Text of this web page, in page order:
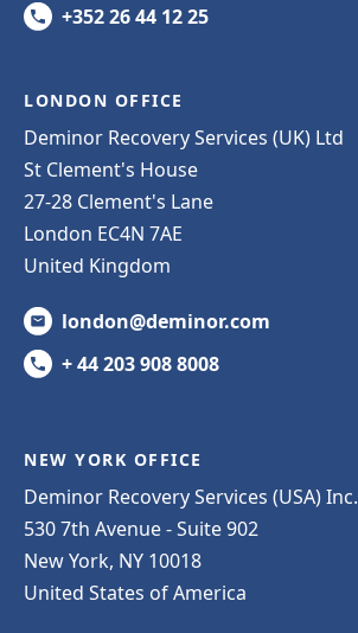
+352 26 44 12 25
LONDON OFFICE
Deminor Recovery Services (UK) Ltd
St Clement's House
27-28 Clement's Lane
London EC4N 7AE
United Kingdom
london@deminor.com
+ 44 203 908 8008
NEW YORK OFFICE
Deminor Recovery Services (USA) Inc.
530 7th Avenue - Suite 902
New York, NY 10018
United States of America